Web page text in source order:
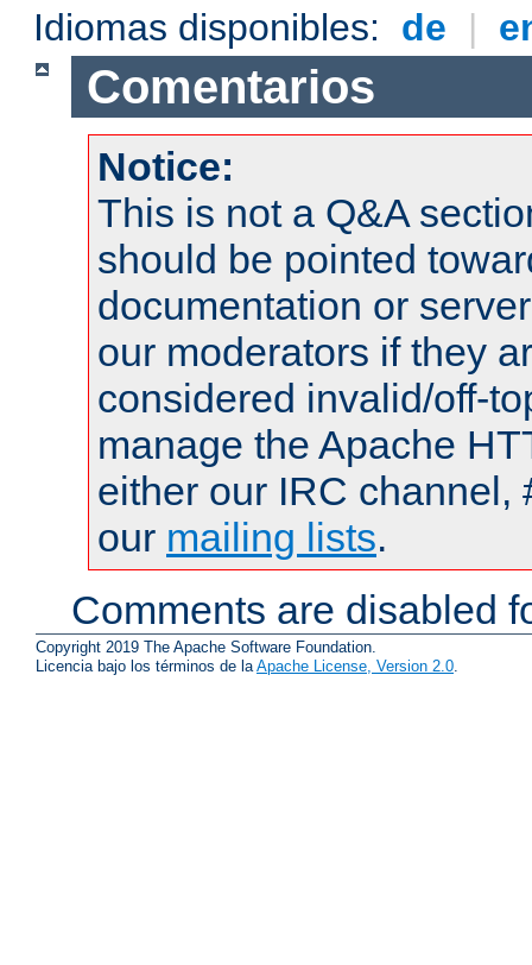
Idiomas disponibles: de |
Comentarios
Notice:
This is not a Q&A
should be pointed
documentation or
our moderators if they
considered invalid/off-
manage the Apache
either our IRC channel,
our mailing lists.
Comments are disabled
Copyright 2019 The Apache Software Foundation.
Licencia bajo los términos de la Apache License, Version 2.0